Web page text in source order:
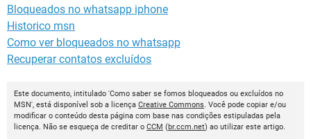
Bloqueados no whatsapp iphone
Historico msn
Como ver bloqueados no whatsapp
Recuperar contatos excluídos
Este documento, intitulado 'Como saber se fomos bloqueados ou excluídos no
MSN', está disponível sob a licença Creative Commons. Você pode copiar e/ou
modificar o conteúdo desta página com base nas condições estipuladas pela
licença. Não se esqueça de creditar o CCM (br.ccm.net) ao utilizar este artigo.